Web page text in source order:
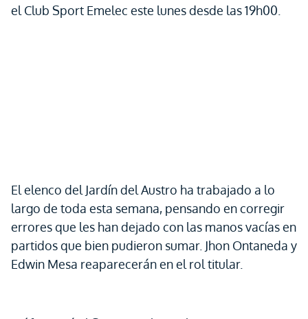
el Club Sport Emelec este lunes desde las 19h00.
El elenco del Jardín del Austro ha trabajado a lo
largo de toda esta semana, pensando en corregir
errores que les han dejado con las manos vacías en
partidos que bien pudieron sumar. Jhon Ontaneda y
Edwin Mesa reaparecerán en el rol titular.